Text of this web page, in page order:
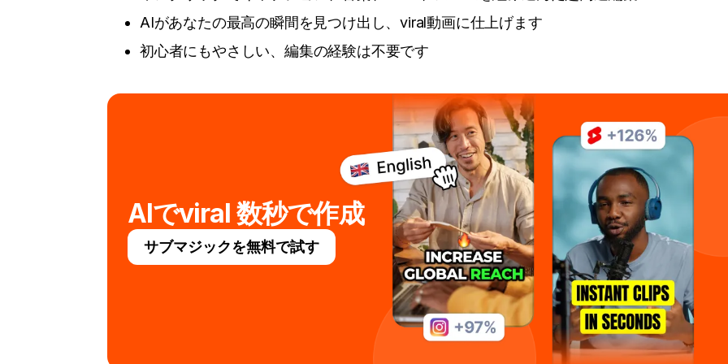
AIがあなたの最高の瞬間を見つけ出し、viral動画に仕上げます
初心者にもやさしい、編集の経験は不要です
AIでviral 数秒で作成
サブマジックを無料で試す